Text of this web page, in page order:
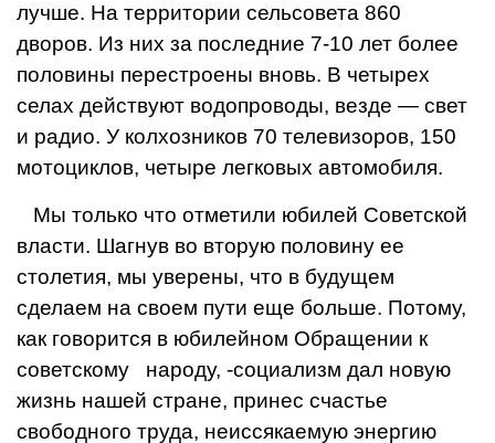
лучше. На территории сельсовета 860
дворов. Из них за последние 7-10 лет более
половины перестроены вновь. В четырех
селах дей­ствуют водопроводы, везде — свет
и радио. У колхозников 70 телевизоров, 150
мото­циклов, четыре легковых автомобиля.
Мы только что отметили юбилей Советской
власти. Шагнув во вторую половину ее
столетия, мы уверены, что в будущем
сделаем на своем пути еще больше. По­тому,
как говорится в юбилейном Обращении к
совет­скому народу, -социализм дал новую
жизнь нашей стра­не, принес счастье
свободно­го труда, неиссякаемую энер­гию